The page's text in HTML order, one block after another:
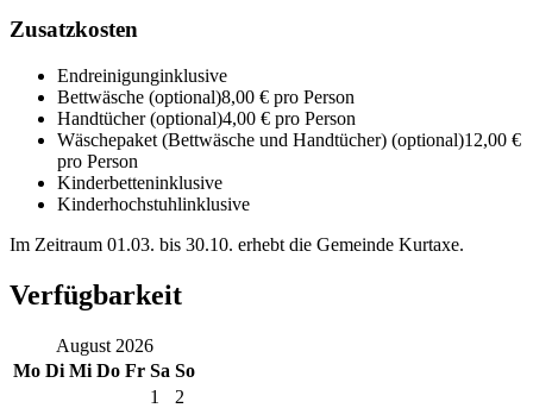
Zusatzkosten
Endreinigunginklusive
Bettwäsche (optional)8,00 € pro Person
Handtücher(optional)4,00 € pro Person
Wäschepaket (Bettwäsche und Handtücher) (optional)12,00 €
pro Person
Kinderbetteninklusive
Kinderhochstuhlinklusive
Im Zeitraum 01.03. bis 30.10. erhebt die Gemeinde Kurtaxe.
Verfügbarkeit
August 2026
Mo Di Mi Do Fr Sa So
1
2